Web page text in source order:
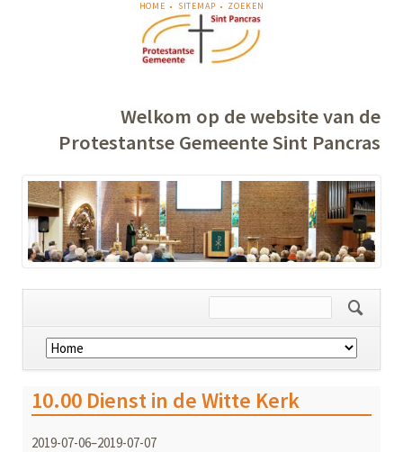
NAVIGATIE
OVERSLAAN
HOME SITEMAP ZOEKEN
Welkom op de website van de
Protestantse Gemeente Sint Pancras
Navigatie
overslaan
10.00 Dienst in de Witte Kerk
2019-07-06–2019-07-07